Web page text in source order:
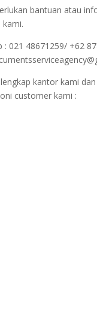
bantuan atau
kami.
: 021 48671259/ +62
kantor kami
customer kami :